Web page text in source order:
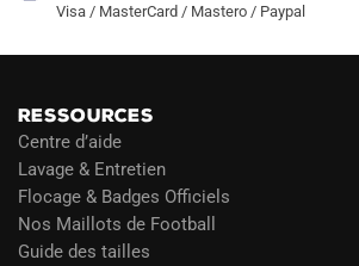
Visa / MasterCard / Mastero / Paypal
RESSOURCES
Centre d’aide
Lavage & Entretien
Flocage & Badges Officiels
Nos Maillots de Football
Guide des tailles